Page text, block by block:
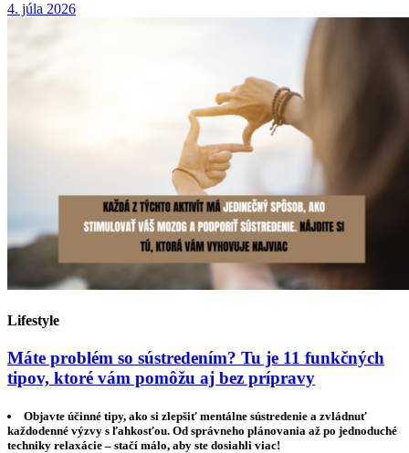
4. júla 2026
Lifestyle
Máte problém so sústredením? Tu je 11 funkčných
tipov, ktoré vám pomôžu aj bez prípravy
Objavte účinné tipy, ako si zlepšiť mentálne sústredenie a zvládnuť
každodenné výzvy s ľahkosťou. Od správneho plánovania až po jednoduché
techniky relaxácie – stačí málo, aby ste dosiahli viac!